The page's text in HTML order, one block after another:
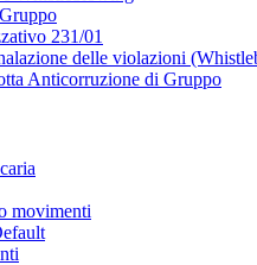
231/01
delle violazioni
Anticorruzione di Gruppo
movimenti